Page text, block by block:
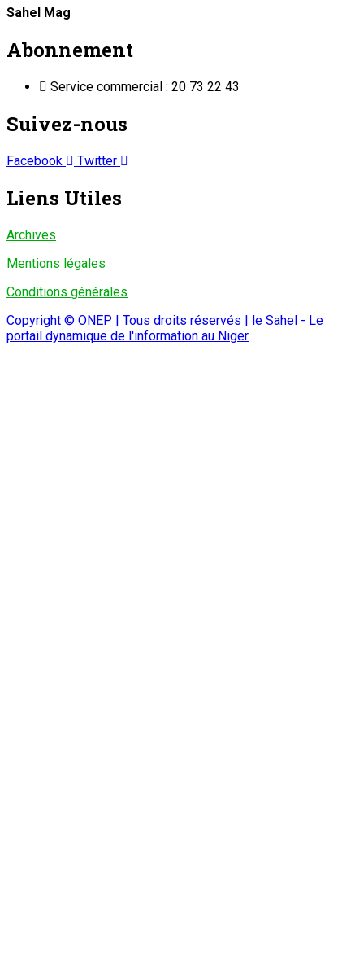
Sahel Mag
Abonnement
Service commercial : 20 73 22 43
Suivez-nous
Facebook Twitter
Liens Utiles
Archives
Mentions légales
Conditions générales
Copyright © ONEP | Tous droits réservés | le Sahel - Le
portail dynamique de l'information au Niger